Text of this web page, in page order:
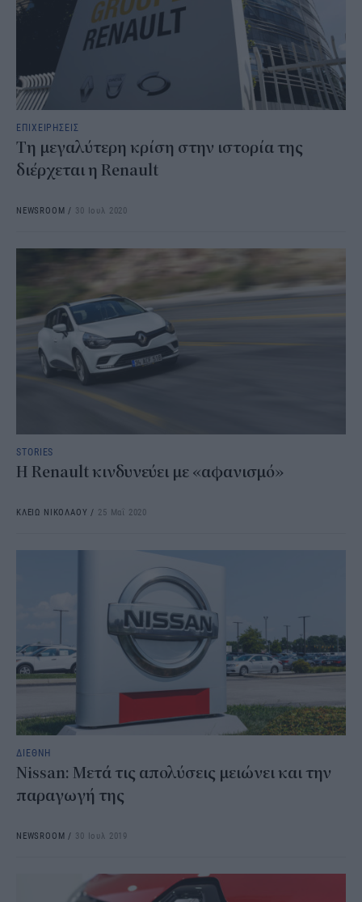
ΕΠΙΧΕΙΡΗΣΕΙΣ
Τη μεγαλύτερη κρίση στην ιστορία της
διέρχεται η Renault
NEWSROOM / 30 Ιουλ 2020
STORIES
Η Renault κινδυνεύει με «αφανισμό»
ΚΛΕΙΩ ΝΙΚΟΛΑΟΥ / 25 Μαΐ 2020
ΔΙΕΘΝΗ
Nissan: Μετά τις απολύσεις μειώνει και την
παραγωγή της
NEWSROOM / 30 Ιουλ 2019